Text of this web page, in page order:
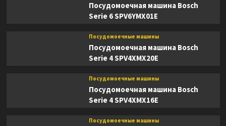
Посудомоечная машина Bosch
Serie 6 SPV6YMX01E
Посудомоечные машины
Посудомоечная машина Bosch
Serie 4 SPV4XMX20E
Посудомоечные машины
Посудомоечная машина Bosch
Serie 4 SPV4XMX16E
Посудомоечные машины